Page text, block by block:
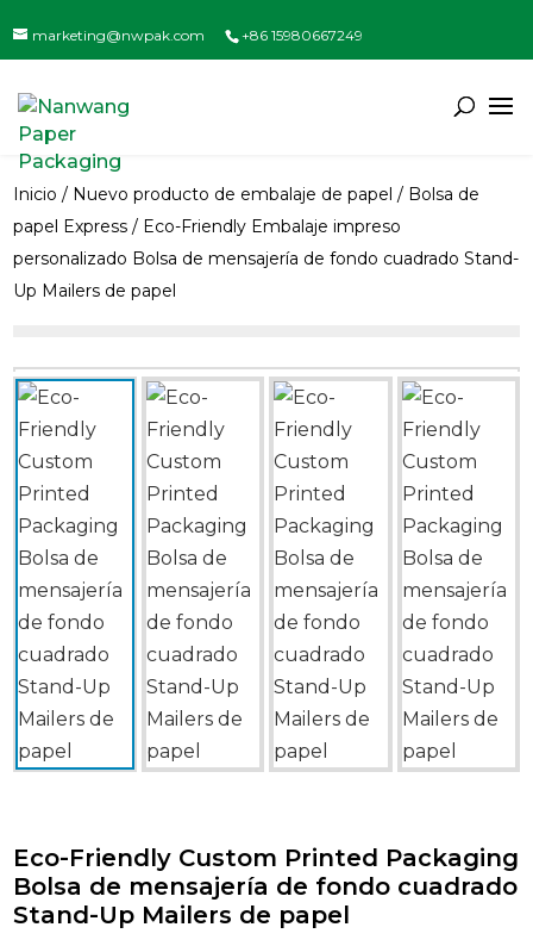
marketing@nwpak.com +86 15980667249
Inicio / Nuevo producto de embalaje de papel / Bolsa de
papel Express / Eco-Friendly Embalaje impreso
personalizado Bolsa de mensajería de fondo cuadrado Stand-
Up Mailers de papel
Eco-Friendly Custom Printed Packaging
Bolsa de mensajería de fondo cuadrado
Stand-Up Mailers de papel